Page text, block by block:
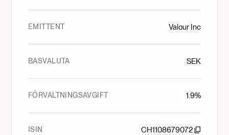
EMITTENT Valour Inc
BASVALUTA SEK
FÖRVALTNINGSAVGIFT 1.9%
ISIN CH1108679072